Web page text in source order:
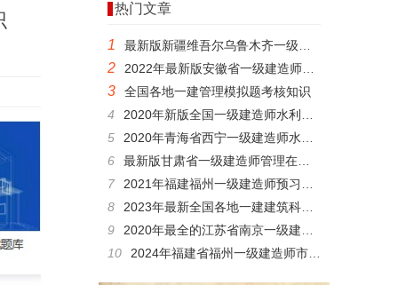
热门文章
1 最新版新疆维吾尔乌鲁木齐一级建造师管理在线测试模拟真题和测试
2 2022年最新版安徽省一级建造师矿业科目答题
3
全国各地一建管理模拟题考核知识
4
2020年新版全国一级建造师水利考核题目和重点知识
5
2020年青海省西宁一级建造师水利考试题型和内部资料
6
最新版甘肃省一级建造师管理在线考试真题重点题库
7
2021年福建福州一级建造师预习题复习资料
8
2023年最新全国各地一建建筑科目历年真题
9
2020年最全的江苏省南京一级建造师机电在线测试题库跟基础资料
10
2024年福建省福州一级建造师市政在线试卷